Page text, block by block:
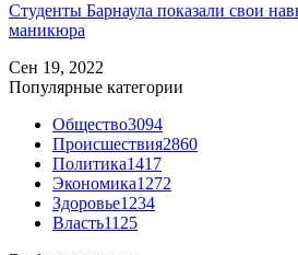
Студенты Барнаула показали свои
маникюра
Сен 19, 2022
Популярные категории
Общество3094
Происшествия2860
Политика1417
Экономика1272
Здоровье1234
Власть1125